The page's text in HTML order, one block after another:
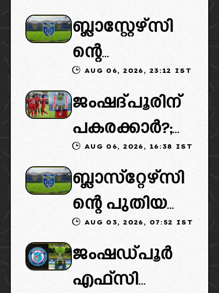
ബ്ലാസ്റ്റേഴ്സി
ന്റെ
കൈമാറ്റത്തി
ൽ ട്വിസ്റ്റ്:
പുതിയ
ഉടമകളെത്താ
ൻ വൈകും,
കോടതിയുടെ
നീക്കവും
നിർണായകം
AUG 06, 2026, 23:12 IST
ജംഷദ്പൂരിന്
പകരക്കാർ?;
ഐഎസ്എല്ലി
ൽ പുതിയ
ടീമിനെ
ഉൾപ്പെടുത്താ
ൻ
എഐഎഫ്എ
AUG 06, 2026, 16:38 IST
ബ്ലാസ്‌റ്റേഴ്‌സി
ന്റെ പുതിയ
ഉടമകളിൽ
മലബാറിൽ
നിന്നുള്ള
AUG 03, 2026, 07:52 IST
ജംഷഡ്പൂർ
എഫ്സി